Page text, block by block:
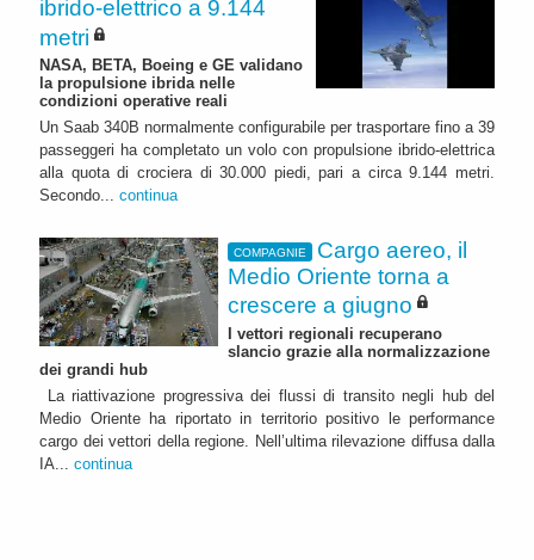
ibrido-elettrico a 9.144
metri
NASA, BETA, Boeing e GE validano
la propulsione ibrida nelle
condizioni operative reali
Un Saab 340B normalmente configurabile per trasportare fino a 39
passeggeri ha completato un volo con propulsione ibrido-elettrica
alla quota di crociera di 30.000 piedi, pari a circa 9.144 metri.
Secondo... continua
COMPAGNIE
Cargo aereo, il
Medio Oriente torna a
crescere a giugno
I vettori regionali recuperano
slancio grazie alla normalizzazione
dei grandi hub
La riattivazione progressiva dei flussi di transito negli hub del
Medio Oriente ha riportato in territorio positivo le performance
cargo dei vettori della regione. Nell’ultima rilevazione diffusa dalla
IA... continua